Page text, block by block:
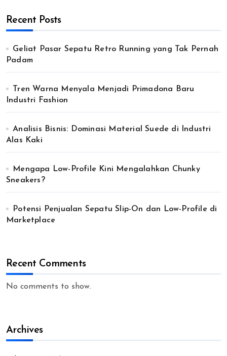
Recent Posts
Geliat Pasar Sepatu Retro Running yang Tak Pernah
Padam
Tren Warna Menyala Menjadi Primadona Baru
Industri Fashion
Analisis Bisnis: Dominasi Material Suede di Industri
Alas Kaki
Mengapa Low-Profile Kini Mengalahkan Chunky
Sneakers?
Potensi Penjualan Sepatu Slip-On dan Low-Profile di
Marketplace
Recent Comments
No comments to show.
Archives